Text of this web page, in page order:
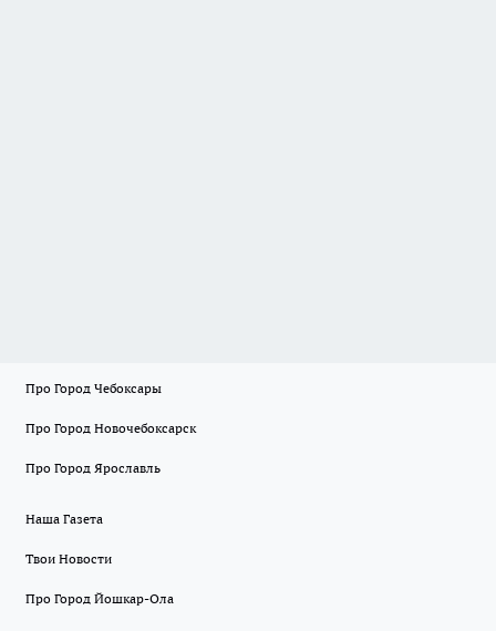
Про Город Чебоксары
Про Город Новочебоксарск
Про Город Ярославль
Наша Газета
Твои Новости
Про Город Йошкар-Ола